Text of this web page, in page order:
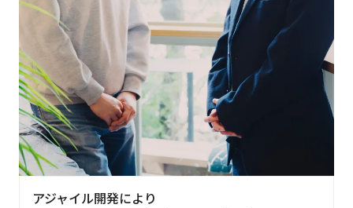
アジャイル開発により